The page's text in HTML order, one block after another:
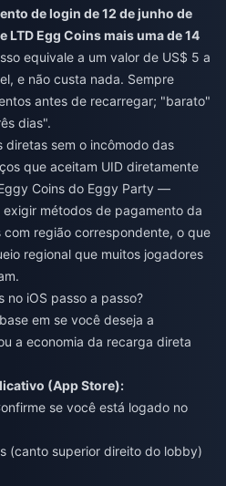
de login de 12 de junho de
Egg Coins mais uma de 14
equivale a um valor de US$ 5 a
e não custa nada. Sempre
antes de recarregar; "barato"
dias".
diretas sem o incômodo das
que aceitam UID diretamente
Coins do Eggy Party —
métodos de pagamento da
região correspondente, o que
regional que muitos jogadores
no iOS passo a passo?
em se você deseja a
a economia da recarga direta
(App Store):
se você está logado no
(canto superior direito do lobby)